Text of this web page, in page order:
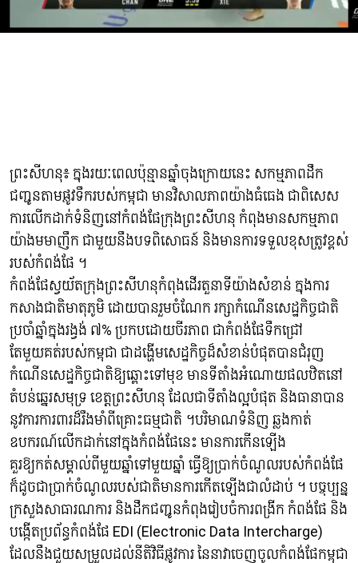
ព្រះសីហនុ៖ ក្នុងរយៈពេលប៉ុន្មានឆ្នាំចុងក្រោយនេះ សកម្មភាពដឹក
ជញ្ជូនតាមផ្លូវទឹករបស់កម្ពុជា មានវិសាលភាពយ៉ាងធំធេង ជាពិសេស
ការលើកដាក់ទំនិញនៅកំពង់ផែក្រុងព្រះសីហនុ កំពុងមានសកម្មភាព
យ៉ាងមមាញឹក ជាមួយនឹងបទពិសោធន៍ និងមានការទទួលខុសត្រូវខ្ពស់
របស់កំពង់ផែ ។
កំពង់ផែស្វយ័តក្រុងព្រះសីហនុកំពុងដើរតួនាទីយ៉ាងសំខាន់ ក្នុងការ
កសាងជាតិមាតុភូមិ ដោយបានរួមចំណែក រក្សាកំណើនសេដ្ឋកិច្ចជាតិ
ប្រចាំឆ្នាំក្នុងរង្វង់ ៧% ប្រកបដោយចីរភាព ជាកំពង់ផែទឹកជ្រៅ
តែមួយគត់របស់កម្ពុជា ជាដង្ហើមសេដ្ឋកិច្ចដ៏សំខាន់បំផុតបានជំរុញ
កំណើនសេដ្ឋកិច្ចជាតិឱ្យឆ្ពោះទៅមុខ មានទីតាំងអំណោយផលឋិតនៅ
តំបន់ឆ្នេរសមុទ្រ ខេត្តព្រះសីហនុ ដែលជាទីតាំងល្អបំផុត និងធានាបាន
នូវការការពារដ៏រឹងមាំពីគ្រោះធម្មជាតិ ។បរិមាណទំនិញ ឆ្លងកាត់
ឧបករណ៍លើកដាក់នៅក្នុងកំពង់ផែនេះ មានការកើនឡើង
គួរឱ្យកត់សម្គាល់ពីមួយឆ្នាំទៅមួយឆ្នាំ ធ្វើឱ្យប្រាក់ចំណូលរបស់កំពង់ផែ
ក៏ដូចជាប្រាក់ចំណូលរបស់ជាតិមានការកើតឡើងជាលំដាប់ ។ បច្ចុប្បន្ន
ក្រសួងសាធារណការ និងដឹកជញ្ជូនកំពុងរៀបចំការពង្រីក កំពង់ផែ និង
បង្កើតប្រព័ន្ធកំពង់ផែ EDI (Electronic Data Intercharge)
ដែលនឹងជួយសម្រួលដល់នីតិវិធីផ្លូវការ នៃនាវាចេញចូលកំពង់ផែកម្ពុជា